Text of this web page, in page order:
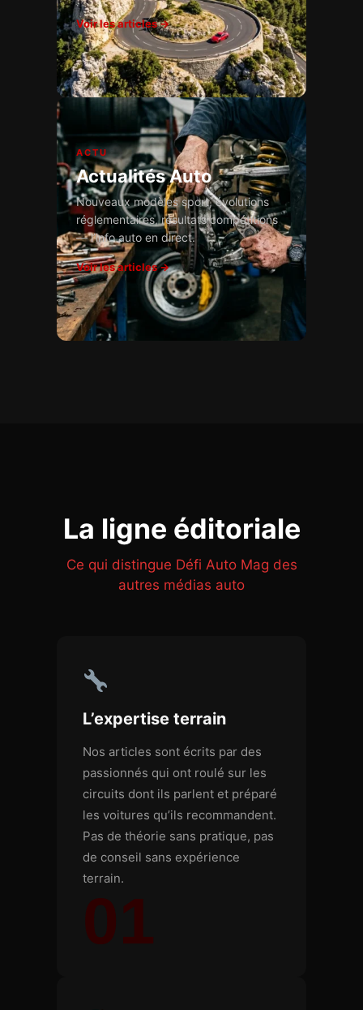
Voir les articles →
ACTU
Actualités Auto
Nouveaux modèles sport, évolutions
réglementaires, résultats compétitions
— l’info auto en direct.
Voir les articles →
La ligne éditoriale
Ce qui distingue Défi Auto Mag des
autres médias auto
L’expertise terrain
Nos articles sont écrits par des
passionnés qui ont roulé sur les
circuits dont ils parlent et préparé
les voitures qu’ils recommandent.
Pas de théorie sans pratique, pas
de conseil sans expérience
terrain.
01